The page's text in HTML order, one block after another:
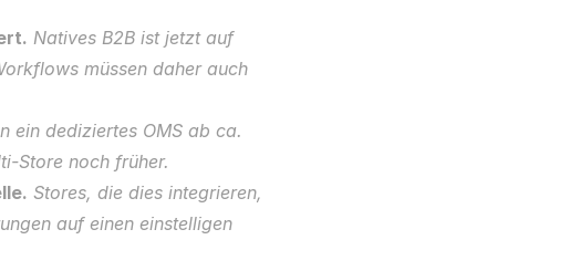
Natives B2B ist jetzt auf
müssen daher auch
ein dediziertes OMS ab ca.
Store noch früher.
Stores, die dies integrieren,
auf einen einstelligen